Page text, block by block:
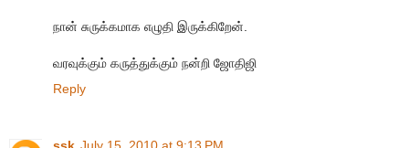
நான் சுருக்கமாக எழுதி இருக்கிறேன்.
வரவுக்கும் கருத்துக்கும் நன்றி ஜோதிஜி
Reply